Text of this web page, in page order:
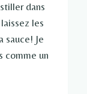
dans
les
sauce! Je
comme un